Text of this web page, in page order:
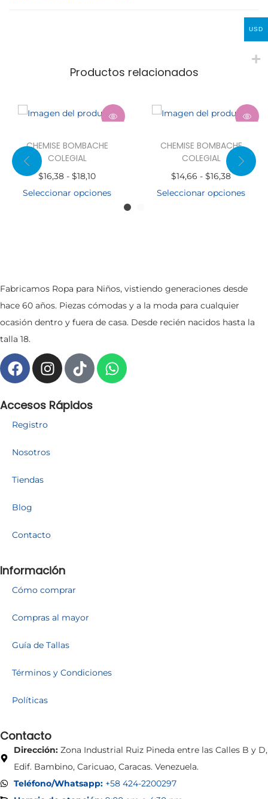
Productos relacionados
CHEMISE BOMBACHE
COLEGIAL
$16,38 - $18,10
Seleccionar opciones
CHEMISE BOMBACHE
COLEGIAL
$14,66 - $16,38
Seleccionar opciones
Fabricamos Ropa para Niños, vistiendo generaciones desde
hace 60 años. Piezas cómodas y a la moda para cualquier
ocasión dentro y fuera de casa. Desde recién nacidos hasta la
talla 18.
Accesos Rápidos
Registro
Nosotros
Tiendas
Blog
Contacto
Información
Cómo comprar
Compras al mayor
Guía de Tallas
Términos y Condiciones
Políticas
Contacto
Dirección:Zona Industrial Ruiz Pineda entre las Calles B y D,
Edif. Bambino, Caricuao, Caracas. Venezuela.
Teléfono/Whatsapp:+58 424-2200297
USD